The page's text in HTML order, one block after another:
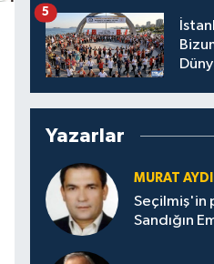
5
Yazarlar
MURAT
Seçilmiş'in
Sandığın